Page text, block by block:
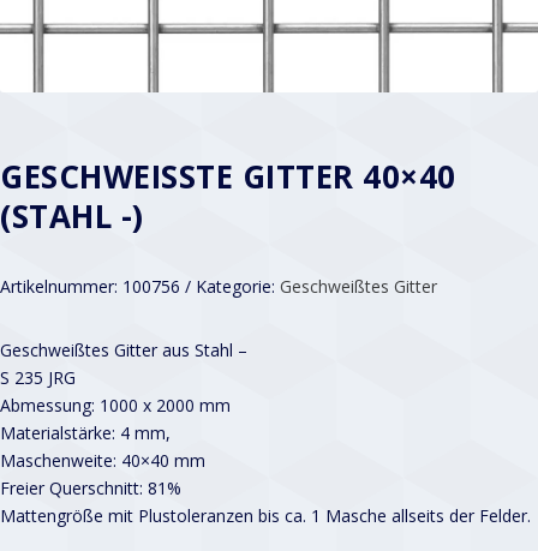
GESCHWEISSTE GITTER 40×40 (
STAHL -)
Artikelnummer: 100756 Kategorie: Geschweißtes Gitter
Geschweißtes Gitter aus Stahl –
S 235 JRG
Abmessung: 1000 x 2000 mm
Materialstärke: 4 mm,
Maschenweite: 40×40 mm
Freier Querschnitt: 81%
Mattengröße mit Plustoleranzen bis ca. 1 Masche allseits der Felder.